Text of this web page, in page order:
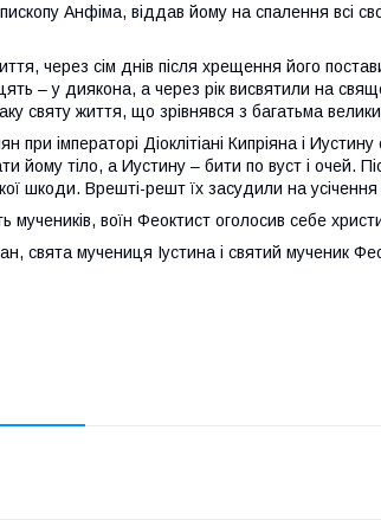
Анфіма, віддав йому на спалення всі
через сім днів після хрещення його
– у диякона, а через рік висвятили на
святу життя, що зрівнявся з багатьма
при імператорі Діоклітіані Кипріяна і
йому тіло, а Иустину – бити по вуст і очей.
шкоди. Врешті-решт їх засудили на
мучеників, воїн Феоктист оголосив себе
свята мучениця Іустина і святий мученик